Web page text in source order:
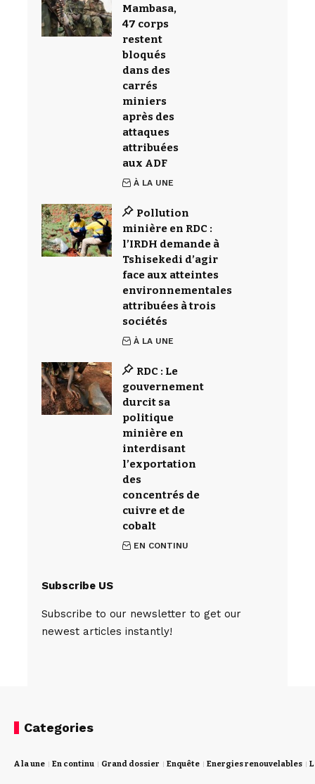
Mambasa,
47 corps
restent
bloqués
dans des
carrés
miniers
après des
attaques
attribuées
aux ADF
À LA UNE
Pollution
minière en RDC :
l’IRDH demande à
Tshisekedi d’agir
face aux atteintes
environnementales
attribuées à trois
sociétés
À LA UNE
RDC : Le
gouvernement
durcit sa
politique
minière en
interdisant
l’exportation
des
concentrés de
cuivre et de
cobalt
EN CONTINU
Subscribe US
Subscribe to our newsletter to get our
newest articles instantly!
Categories
A la une En continu Grand dossier Enquête Energies renouvelables